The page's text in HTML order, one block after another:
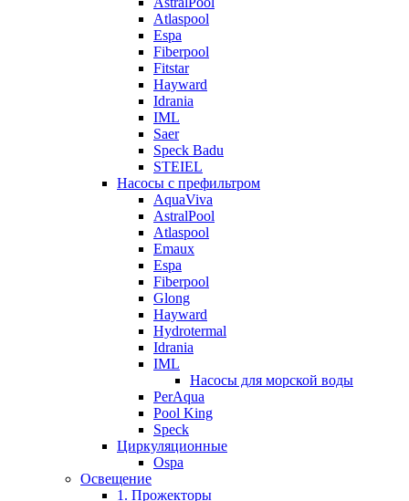
Atlaspool
Espa
Fiberpool
Fitstar
Hayward
Idrania
IML
Saer
Speck Badu
STEIEL
Насосы с префильтром
AquaViva
AstralPool
Atlaspool
Emaux
Espa
Fiberpool
Glong
Hayward
Hydrotermal
Idrania
IML
Насосы для морской воды
PerAqua
Pool King
Speck
Циркуляционные
Ospa
Освещение
1. Прожекторы